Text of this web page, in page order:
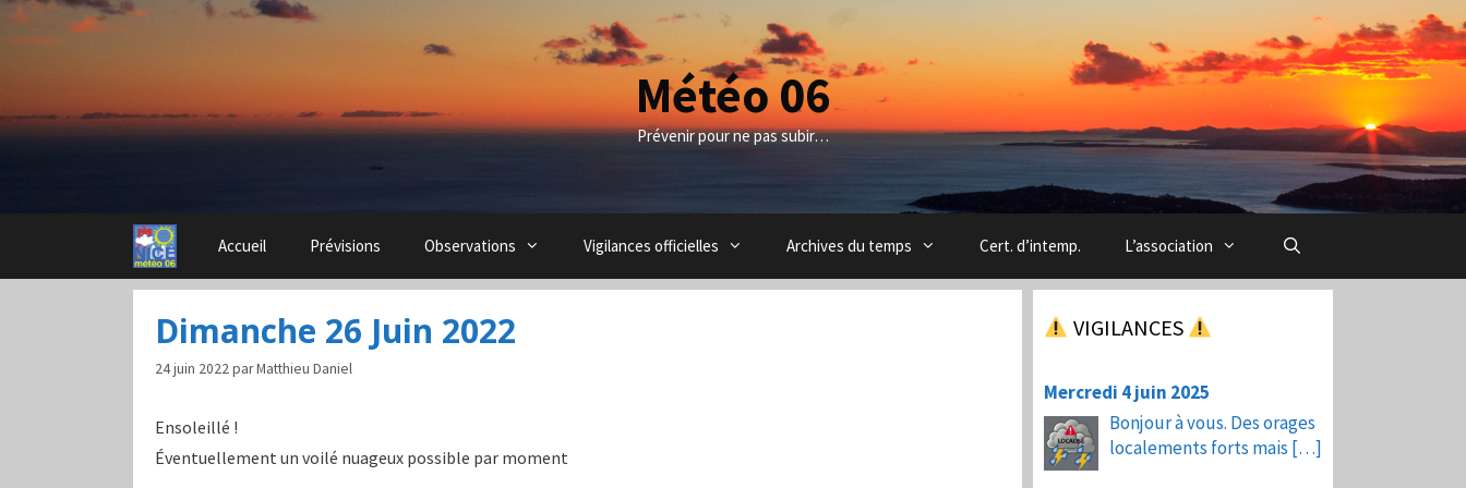
Aller
Météo 06
Prévenir pour ne pas subir…
Accueil Prévisions Observations Vigilances officielles Archives du temps Cert. d’intemp. L’association
Dimanche 26 Juin 2022
24 juin 2022parMatthieu Daniel
Ensoleillé !
Éventuellement un voilé nuageux possible par moment
VIGILANCES
Mercredi 4 juin 2025
Bonjour à vous. Des orages
localements forts mais […]